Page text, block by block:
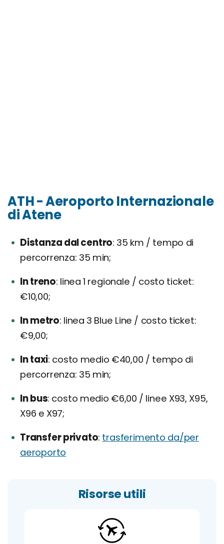
ATH - Aeroporto Internazionale
di Atene
Distanza dal centro 35 km / tempo di
percorrenza: 35 min;
In treno linea 1 regionale / costo ticket:
€10,00;
In metro linea 3 Blue Line / costo ticket:
€9,00;
In taxi costo medio €40,00 / tempo di
percorrenza: 35 min;
In bus costo medio €6,00 / linee X93, X95,
X96 e X97;
Transfer privato trasferimento da/per
aeroporto
Risorse utili